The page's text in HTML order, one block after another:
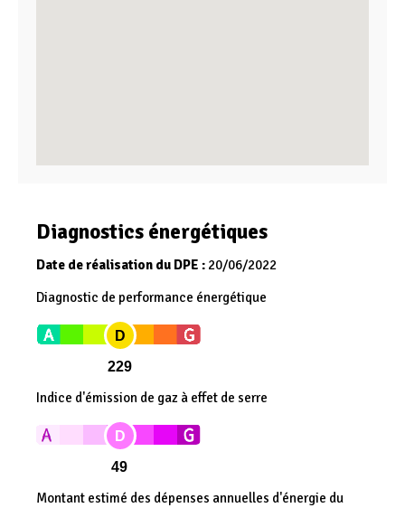
Diagnostics énergétiques
Date de réalisation du DPE : 20/06/2022
Diagnostic de performance énergétique
D
229
Indice d'émission de gaz à effet de serre
D
49
Montant estimé des dépenses annuelles d'énergie du